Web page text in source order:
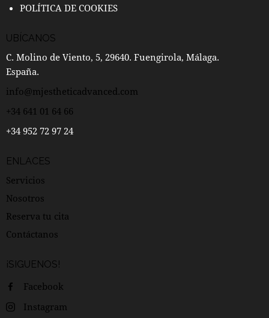
POLÍTICA DE COOKIES
UBÍCANOS
C. Molino de Viento, 5, 29640. Fuengirola, Málaga.
España.
info@mjestheticadvanced.com
+34 641 01 64 66
+34 952 72 97 24
ENLACES
Servicios
Nosotros
Reserva tu cita
Contáctanos
¡SIGUENOS!
Facebook
Instagram